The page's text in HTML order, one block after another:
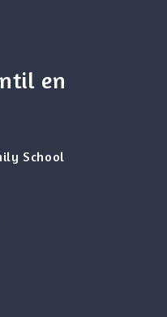
en
School